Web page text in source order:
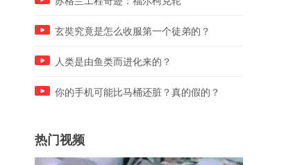
玄奘究竟是怎么收服第一个徒弟的？
人类是由鱼类而进化来的？
你的手机可能比马桶还脏？真的假的？
热门视频